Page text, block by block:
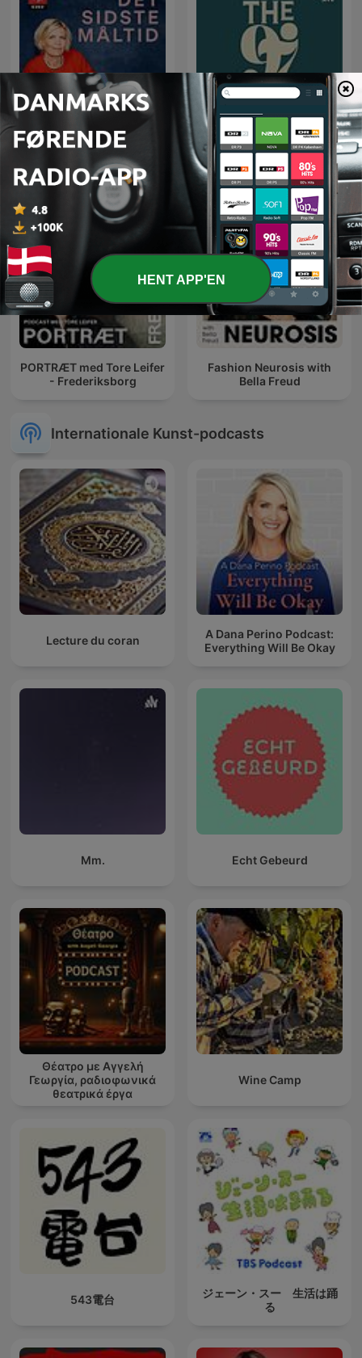
Det sidste måltid The97sPodcast
PORTRÆT med Tore Leifer
- Frederiksborg
Fashion Neurosis with
Bella Freud
Internationale Kunst-podcasts
Lecture du coran
A Dana Perino Podcast:
Everything Will Be Okay
Mm. Echt Gebeurd
Θέατρο με Αγγελή
Γεωργία, ραδιοφωνικά
θεατρικά έργα
Wine Camp
543電台
ジェーン・スー 生活は踊
る
HENT APP'EN